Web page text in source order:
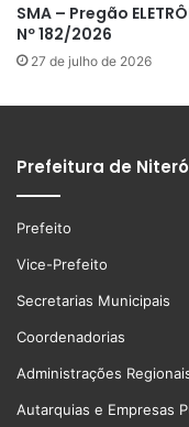
SMA – Pregão
Nº 182/2026
27 de julho de 2026
Prefeitura de
Prefeito
Vice-Prefeito
Secretarias Municipais
Coordenadorias
Administrações
Autarquias e Empresas